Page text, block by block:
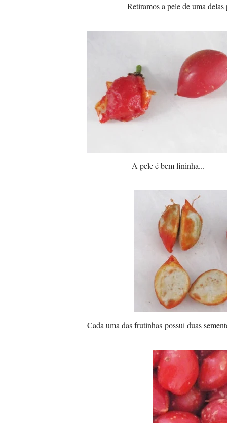
Retiramos a pele de uma
A pele é bem fininha...
Cada uma das frutinhas possui duas